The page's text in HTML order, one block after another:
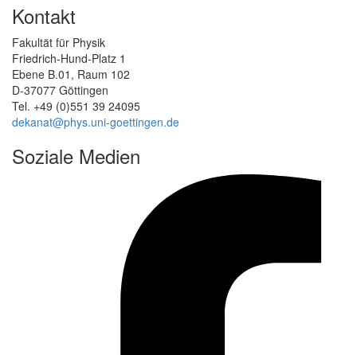
Kontakt
Fakultät für Physik
Friedrich-Hund-Platz 1
Ebene B.01, Raum 102
D-37077 Göttingen
Tel. +49 (0)551 39 24095
dekanat@phys.uni-goettingen.de
Soziale Medien